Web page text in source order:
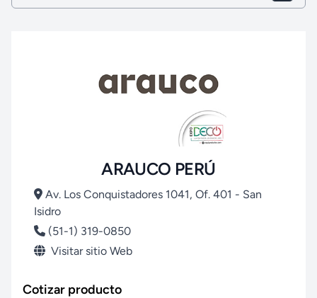
ARAUCO PERÚ
Av. Los Conquistadores 1041, Of. 401 - San
Isidro
(51-1) 319-0850
Visitar sitio Web
Cotizar producto